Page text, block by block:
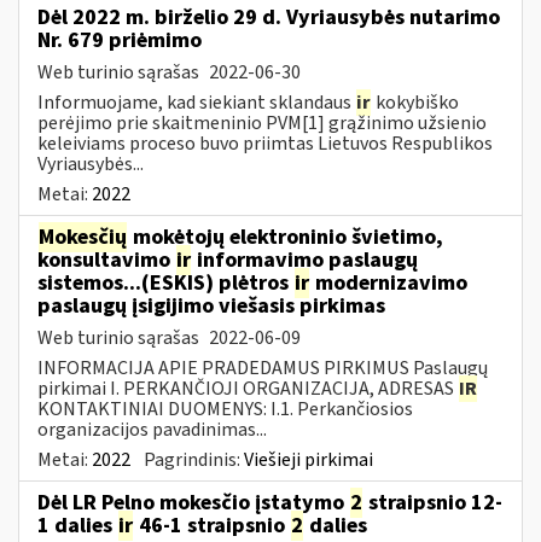
Dėl 2022 m. birželio 29 d. Vyriausybės nutarimo
Nr. 679 priėmimo
Web turinio sąrašas 2022-06-30
Informuojame, kad siekiant sklandaus ir kokybiško
perėjimo prie skaitmeninio PVM[1] grąžinimo užsienio
keleiviams proceso buvo priimtas Lietuvos Respublikos
Vyriausybės...
Metai: 2022
Mokesčių mokėtojų elektroninio švietimo,
konsultavimo ir informavimo paslaugų
sistemos...(ESKIS) plėtros ir modernizavimo
paslaugų įsigijimo viešasis pirkimas
Web turinio sąrašas 2022-06-09
INFORMACIJA APIE PRADEDAMUS PIRKIMUS Paslaugų
pirkimai I. PERKANČIOJI ORGANIZACIJA, ADRESAS IR
KONTAKTINIAI DUOMENYS: I.1. Perkančiosios
organizacijos pavadinimas...
Metai: 2022 Pagrindinis:Viešieji pirkimai
Dėl LR Pelno mokesčio įstatymo 2 straipsnio 12-
1 dalies ir 46-1 straipsnio 2 dalies